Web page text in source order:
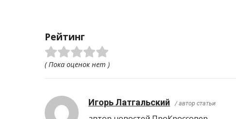
Рейтинг
( Пока оценок нет )
Игорь Латгальский / автор статьи